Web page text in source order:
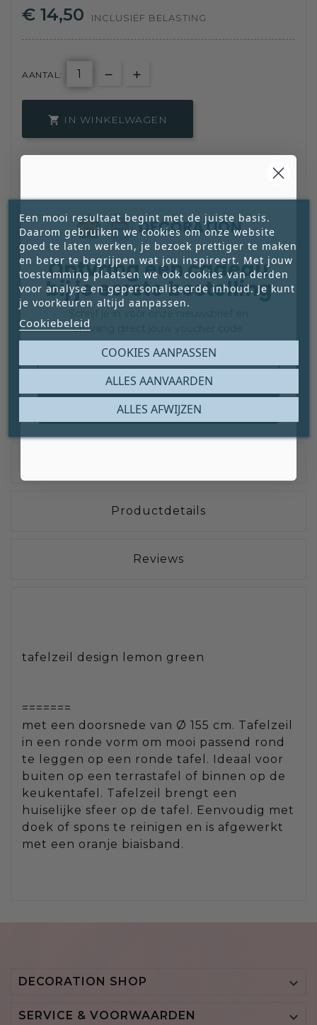
€ 14,50 INCLUSIEF BELASTING
AANTAL:
 IN WINKELWAGEN

Op Voorraad:300Beschikbaar
Schrijf een review
Veilig Betalen MetIDEAL | Wero,
PayPal, Bankoverschrijving Of ICS
Productdetails
Reviews
tafelzeil design lemon green
=======
met een doorsnede van Ø 155 cm. Tafelzeil
in een ronde vorm om mooi passend rond
te leggen op een ronde tafel. Ideaal voor
buiten op een terrastafel of binnen op de
keukentafel. Tafelzeil brengt een
huiselijke sfeer op de tafel. Eenvoudig met
doek of spons te reinigen en is afgewerkt
met een oranje biaisband.
DECORATION SHOP 
SERVICE & VOORWAARDEN 
Een mooi resultaat begint met de juiste basis.
Daarom gebruiken we cookies om onze website
goed te laten werken, je bezoek prettiger te maken
en beter te begrijpen wat jou inspireert. Met jouw
toestemming plaatsen we ook cookies van derden
voor analyse en gepersonaliseerde inhoud. Je kunt
je voorkeuren altijd aanpassen.
Cookiebeleid
COOKIES AANPASSEN
ALLES AFWIJZEN
ALLES AANVAARDEN
Ontvang een cadeau
bij je eerste bestelling
ontvang direct jouw voucher code.
Claim mijn gratis cadeau